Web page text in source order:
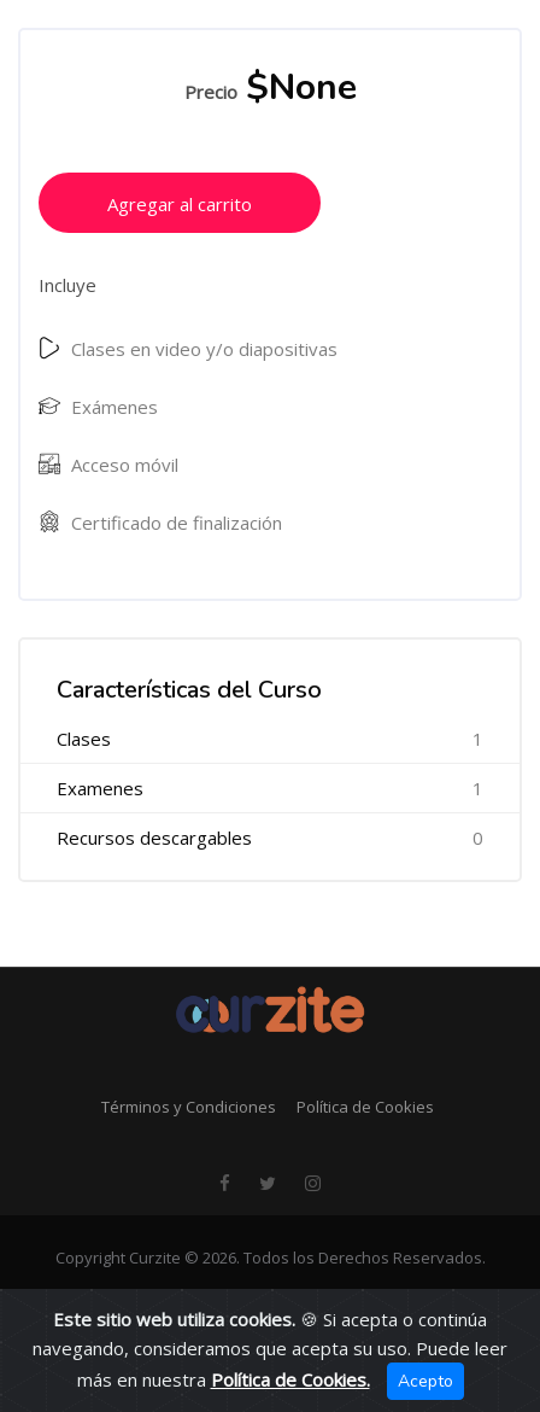
Precio$None
Agregar al carrito
Incluye
Clases en video y/o diapositivas
Exámenes
Acceso móvil
Certificado de finalización
Características del Curso
Clases 1
Examenes 1
Recursos descargables 0
Términos y Condiciones Política de Cookies
Copyright Curzite © 2026. Todos los Derechos Reservados.
Este sitio web utiliza cookies. 🍪 Si acepta o continúa
navegando, consideramos que acepta su uso. Puede leer
más en nuestra Política de Cookies. Acepto